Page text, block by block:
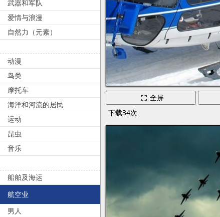
武器和军队
爱情与浪漫
自然力（元素）
动漫
鸟类
摩托车
海洋和河流的居民
运动
昆虫
音乐
船舶及海运
航空业
男人
全屏
下载34次